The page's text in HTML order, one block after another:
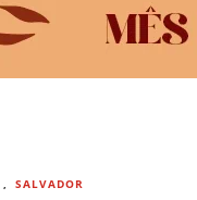
, SALVADOR